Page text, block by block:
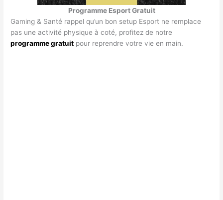
Programme Esport Gratuit
Gaming & Santé rappel qu’un bon setup Esport ne remplace
pas une activité physique à coté, profitez de notre
programme gratuit pour reprendre votre vie en main.